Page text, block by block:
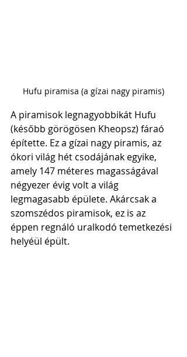
Hufu piramisa (a gízai nagy piramis)
A piramisok legnagyobbikát Hufu
(később görögösen Kheopsz) fáraó
építette. Ez a gízai nagy piramis, az
ókori világ hét csodájának egyike,
amely 147 méteres magasságával
négyezer évig volt a világ
legmagasabb épülete. Akárcsak a
szomszédos piramisok, ez is az
éppen regnáló uralkodó temetkezési
helyéül épült.